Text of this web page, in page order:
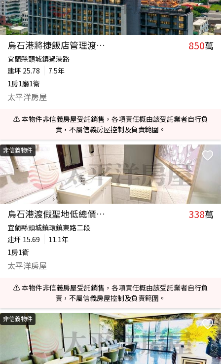
烏石港將捷飯店管理渡假宅 850萬
宜蘭縣頭城鎮過港路
建坪 25.78
7.5年
1房1廳1衛
太平洋房屋
⚠️ 本物件非信義房屋受託銷售，各項責任概由該受託業者自行負
責，不屬信義房屋控制及負責範圍。
非信義物件
烏石港渡假聖地低總價套房 338萬
宜蘭縣頭城鎮環鎮東路二段
建坪 15.69
11.1年
1房1衛
太平洋房屋
⚠️ 本物件非信義房屋受託銷售，各項責任概由該受託業者自行負
責，不屬信義房屋控制及負責範圍。
非信義物件